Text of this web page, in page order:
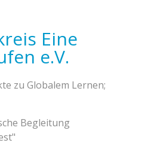
Eine
e.V.
zu Globalem Lernen;
Begleitung